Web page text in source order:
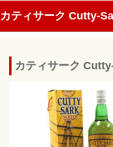
カティサーク Cutty-
カティサーク